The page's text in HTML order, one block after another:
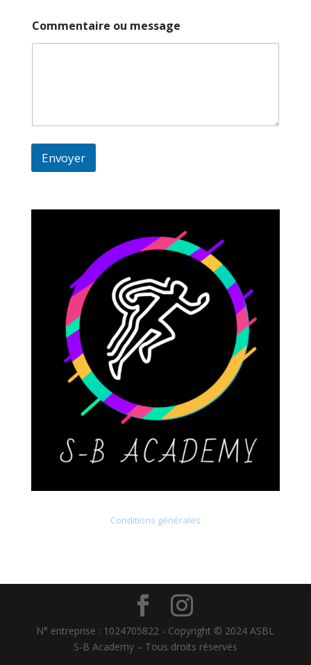
Commentaire ou message
Envoyer
Conditions générales
N° entreprise : 1024705822 - Copyright © 2024 ASBL
S-B Academy – Tous droits réservés